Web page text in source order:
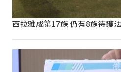
西拉雅成第17族 仍有8族待獲